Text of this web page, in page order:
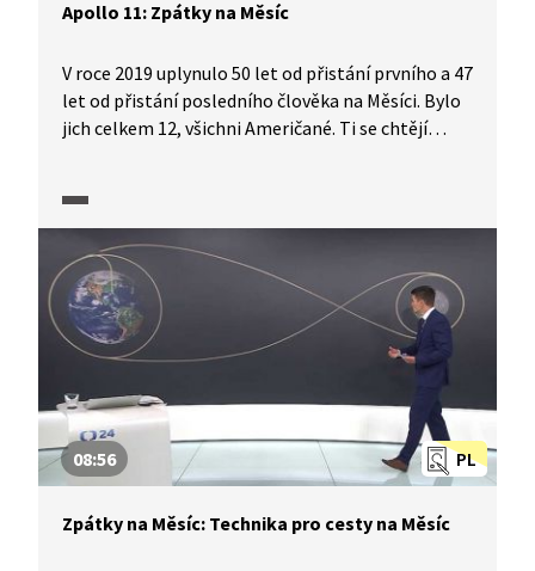
Apollo 11: Zpátky na Měsíc
V roce 2019 uplynulo 50 let od přistání prvního a 47
let od přistání posledního člověka na Měsíci. Bylo
jich celkem 12, všichni Američané. Ti se chtějí
dosáhnout? Co nám může Měsíc nabídnout i jaké
problémy nám může pobyt na Měsíci způsobit?
Jaká je budoucnost kosmonautiky? Jak vzdálená
je člověku cesta na Mars? Na otázky Daniela
Stacha z vědecké redakce odpovídají odborníci
na kosmonautiku Dušan Majer a Michal Václavík.
Speciál ČT je součástí série, kterou ČT připravila
k 50. výročí přistání na Měsíci.
PL
08:56
Zpátky na Měsíc: Technika pro cesty na Měsíc